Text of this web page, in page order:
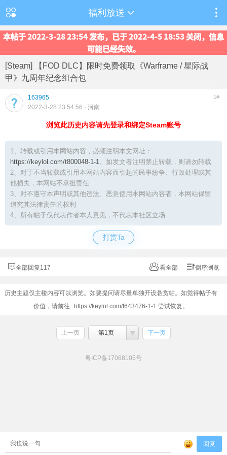
福利放送
本帖于 2022-3-28 23:54 发布，已于 2022-4-5 18:53 关闭，信息
可能已经失效。
[Steam] 【FOD DLC】限时免费领取《Warframe / 星际战
甲》九周年纪念组合包
163965 1#
2022-3-28 23:54:56 · 河南
浏览此历史内容请先登录和绑定Steam账号
1、转载或引用本网站内容，必须注明本文网址：
https://keylol.com/t800048-1-1。如发文者注明禁止转载，则请勿转载
2、对于不当转载或引用本网站内容而引起的民事纷争、行政处理或其
他损失，本网站不承担责任
3、对不遵守本声明或其他违法、恶意使用本网站内容者，本网站保留
追究其法律责任的权利
4、所有帖子仅代表作者本人意见，不代表本社区立场
打赏Ta
全部回复117 看全部 倒序浏览
历史主题仅主楼内容可以浏览。如要提问请尽量单独开设悬赏帖。如觉得帖子有
价值，请前往
https://keylol.com/t643476-1-1 尝试恢复。
上一页 第1页 下一页
粤ICP备17068105号